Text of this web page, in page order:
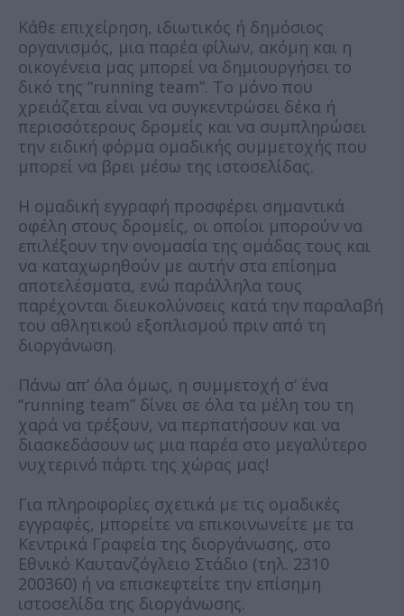
Κάθε επιχείρηση, ιδιωτικός ή δημόσιος
οργανισμός, μια παρέα φίλων, ακόμη και η
οικογένεια μας μπορεί να δημιουργήσει το
δικό της “running team”. Το μόνο που
χρειάζεται είναι να συγκεντρώσει δέκα ή
περισσότερους δρομείς και να συμπληρώσει
την ειδική φόρμα ομαδικής συμμετοχής που
μπορεί να βρει μέσω της ιστοσελίδας.
Η ομαδική εγγραφή προσφέρει σημαντικά
οφέλη στους δρομείς, οι οποίοι μπορούν να
επιλέξουν την ονομασία της ομάδας τους και
να καταχωρηθούν με αυτήν στα επίσημα
αποτελέσματα, ενώ παράλληλα τους
παρέχονται διευκολύνσεις κατά την παραλαβή
του αθλητικού εξοπλισμού πριν από τη
διοργάνωση.
Πάνω απ’ όλα όμως, η συμμετοχή σ’ ένα
“running team” δίνει σε όλα τα μέλη του τη
χαρά να τρέξουν, να περπατήσουν και να
διασκεδάσουν ως μια παρέα στο μεγαλύτερο
νυχτερινό πάρτι της χώρας μας!
Για πληροφορίες σχετικά με τις ομαδικές
εγγραφές, μπορείτε να επικοινωνείτε με τα
Κεντρικά Γραφεία της διοργάνωσης, στο
Εθνικό Καυτανζόγλειο Στάδιο (τηλ. 2310
200360) ή να επισκεφτείτε την επίσημη
ιστοσελίδα της διοργάνωσης.